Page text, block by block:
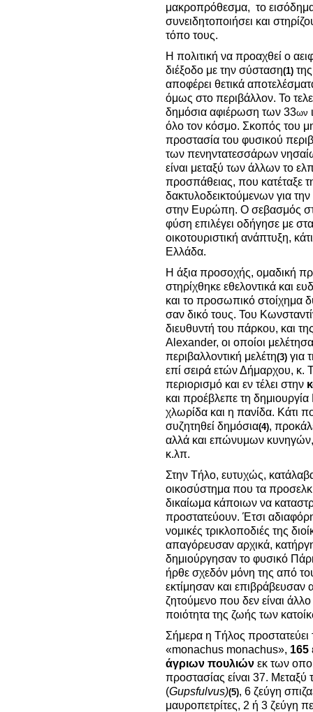
μακροπρόθεσμα, το
συνειδητοποιήσει και
τόπο τους.
Η πολιτική να προαχθεί ο
διέξοδο με την σύσταση(1)
αποφέρει θετικά
όμως στο περιβάλλον. Το
δημόσια αφιέρωση των 33ων
όλο τον κόσμο. Σκοπός του
προστασία του φυσικού
των πενηντατεσσάρων
είναι μεταξύ των άλλων το
προσπάθειας, που κατέταξε
δακτυλοδεικτούμενων για
στην Ευρώπη. Ο σεβασμός
φύση επιλέγει οδήγησε με
οικοτουριστική ανάπτυξη,
Ελλάδα.
Η άξια προσοχής, ομαδική
στηρίχθηκε εθελοντικά και
και το προσωπικό
σαν δικό τους. Του
διευθυντή του πάρκου, και
Alexander, οι οποίοι
περιβαλλοντική μελέτη(3) για
επί σειρά ετών Δήμαρχου, κ.
περιορισμό και εν τέλει στην
και προέβλεπε τη
χλωρίδα και η πανίδα. Κάτι
συζητηθεί δημόσια(4),
αλλά και επώνυμων
κ.λπ.
Στην Τήλο, ευτυχώς,
οικοσύστημα που τα
δικαίωμα κάποιων να
προστατεύουν. Έτσι
νομικές τρικλοποδιές της
απαγόρευσαν αρχικά,
δημιούργησαν το φυσικό
ήρθε σχεδόν μόνη της από
εκτίμησαν και επιβράβευσαν
ζητούμενο που δεν είναι
ποιότητα της ζωής των
Σήμερα η Τήλος
«monachus monachus», 165
άγριων πουλιών εκ των
προστασίας είναι 37.
(Gupsfulvus)(5), 6 ζεύγη
μαυροπετρίτες, 2 ή 3 ζεύγη